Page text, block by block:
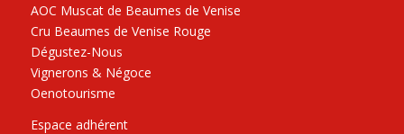
AOC Muscat de Beaumes de Venise
Cru Beaumes de Venise Rouge
Dégustez-Nous
Vignerons & Négoce
Oenotourisme
Espace adhérent